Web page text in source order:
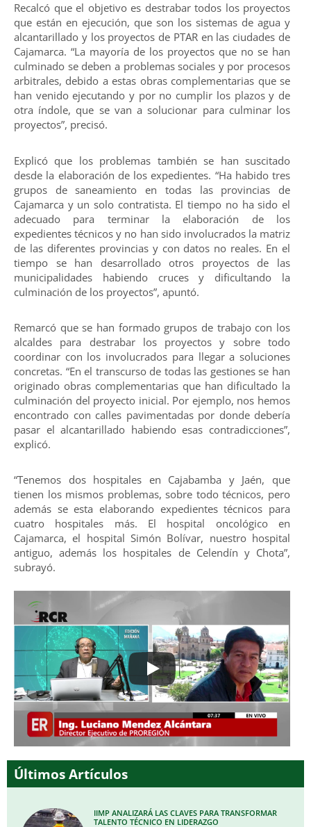
Recalcó que el objetivo es destrabar todos los proyectos
que están en ejecución, que son los sistemas de agua y
alcantarillado y los proyectos de PTAR en las ciudades de
Cajamarca. “La mayoría de los proyectos que no se han
culminado se deben a problemas sociales y por procesos
arbitrales, debido a estas obras complementarias que se
han venido ejecutando y por no cumplir los plazos y de
otra índole, que se van a solucionar para culminar los
proyectos”, precisó.
Explicó que los problemas también se han suscitado
desde la elaboración de los expedientes. “Ha habido tres
grupos de saneamiento en todas las provincias de
Cajamarca y un solo contratista. El tiempo no ha sido el
adecuado para terminar la elaboración de los
expedientes técnicos y no han sido involucrados la matriz
de las diferentes provincias y con datos no reales. En el
tiempo se han desarrollado otros proyectos de las
municipalidades habiendo cruces y dificultando la
culminación de los proyectos”, apuntó.
Remarcó que se han formado grupos de trabajo con los
alcaldes para destrabar los proyectos y sobre todo
coordinar con los involucrados para llegar a soluciones
concretas. “En el transcurso de todas las gestiones se han
originado obras complementarias que han dificultado la
culminación del proyecto inicial. Por ejemplo, nos hemos
encontrado con calles pavimentadas por donde debería
pasar el alcantarillado habiendo esas contradicciones”,
explicó.
“Tenemos dos hospitales en Cajabamba y Jaén, que
tienen los mismos problemas, sobre todo técnicos, pero
además se esta elaborando expedientes técnicos para
cuatro hospitales más. El hospital oncológico en
Cajamarca, el hospital Simón Bolívar, nuestro hospital
antiguo, además los hospitales de Celendín y Chota”,
subrayó.
Últimos Artículos
IIMP ANALIZARÁ LAS CLAVES PARA TRANSFORMAR
TALENTO TÉCNICO EN LIDERAZGO